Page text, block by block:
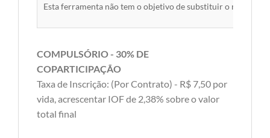
Esta ferramenta não tem o objetivo de substituir o material
COMPULSÓRIO - 30% DE
COPARTICIPAÇÃO
Taxa de Inscrição: (Por Contrato) - R$ 7,50 por
vida, acrescentar IOF de 2,38% sobre o valor
total final